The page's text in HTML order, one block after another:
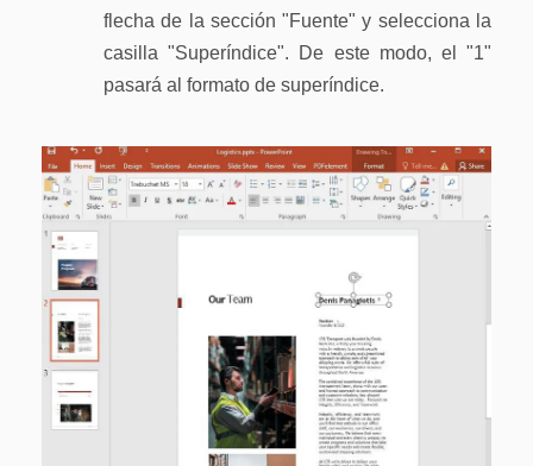
flecha de la sección "Fuente" y selecciona la
casilla "Superíndice". De este modo, el "1"
pasará al formato de superíndice.